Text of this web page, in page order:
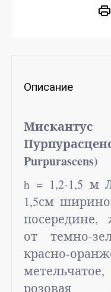
Описание
Purpurascens)
h = 1,2-1,5 м
1,5см
от темно-
красно-
розовая